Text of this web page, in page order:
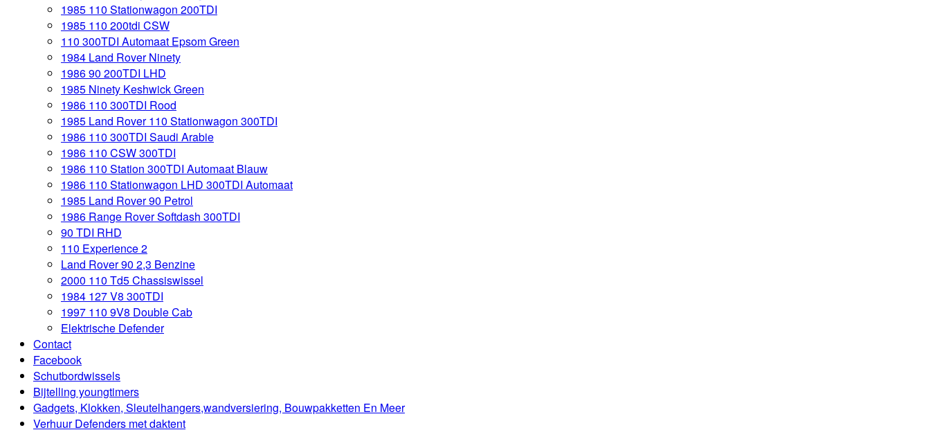
1985 110 Stationwagon 200TDI
1985 110 200tdi CSW
110 300TDI Automaat Epsom Green
1984 Land Rover Ninety
1986 90 200TDI LHD
1985 Ninety Keshwick Green
1986 110 300TDI Rood
1985 Land Rover 110 Stationwagon 300TDI
1986 110 300TDI Saudi Arabie
1986 110 CSW 300TDI
1986 110 Station 300TDI Automaat Blauw
1986 110 Stationwagon LHD 300TDI Automaat
1985 Land Rover 90 Petrol
1986 Range Rover Softdash 300TDI
90 TDI RHD
110 Experience 2
Land Rover 90 2,3 Benzine
2000 110 Td5 Chassiswissel
1984 127 V8 300TDI
1997 110 9V8 Double Cab
Elektrische Defender
Contact
Facebook
Schutbordwissels
Bijtelling youngtimers
Gadgets, Klokken, Sleutelhangers,wandversiering, Bouwpakketten En Meer
Verhuur Defenders met daktent